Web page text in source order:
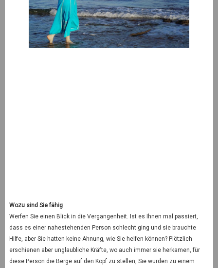
Wozu sind Sie fähig
Werfen Sie einen Blick in die Vergangenheit. Ist es Ihnen mal passiert,
dass es einer nahestehenden Person schlecht ging und sie brauchte
Hilfe, aber Sie hatten keine Ahnung, wie Sie helfen können? Plötzlich
erschienen aber unglaubliche Kräfte, wo auch immer sie herkamen, für
diese Person die Berge auf den Kopf zu stellen, Sie wurden zu einem